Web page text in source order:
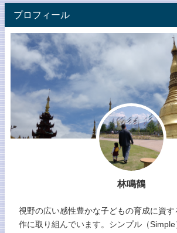
プロフィール
林鳴鶴
視野の広い感性豊かな子どもの育成に資す
作に取り組んでいます。シンプル（